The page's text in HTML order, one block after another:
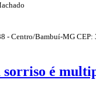
- Centro/Bambuí-MG CEP:
é